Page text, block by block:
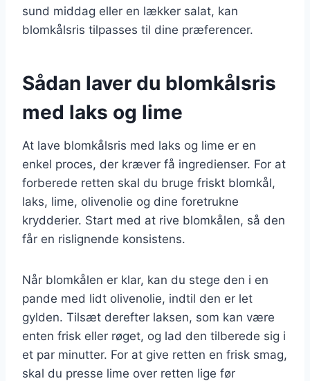
sund middag eller en lækker salat, kan
blomkålsris tilpasses til dine præferencer.
Sådan laver du blomkålsris
med laks og lime
At lave blomkålsris med laks og lime er en
enkel proces, der kræver få ingredienser. For at
forberede retten skal du bruge friskt blomkål,
laks, lime, olivenolie og dine foretrukne
krydderier. Start med at rive blomkålen, så den
får en rislignende konsistens.
Når blomkålen er klar, kan du stege den i en
pande med lidt olivenolie, indtil den er let
gylden. Tilsæt derefter laksen, som kan være
enten frisk eller røget, og lad den tilberede sig i
et par minutter. For at give retten en frisk smag,
skal du presse lime over retten lige før